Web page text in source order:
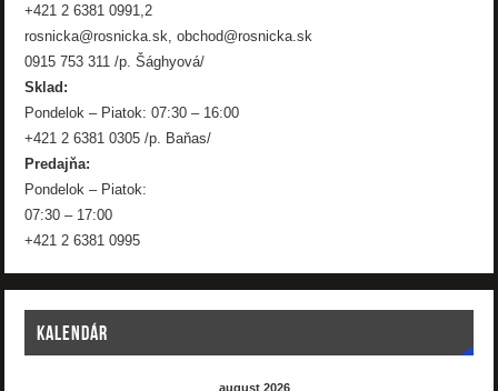
+421 2 6381 0991,2
rosnicka@rosnicka.sk, obchod@rosnicka.sk
0915 753 311 /p. Šághyová/
Sklad:
Pondelok – Piatok: 07:30 – 16:00
+421 2 6381 0305 /p. Baňas/
Predajňa:
Pondelok – Piatok:
07:30 – 17:00
+421 2 6381 0995
KALENDÁR
august 2026